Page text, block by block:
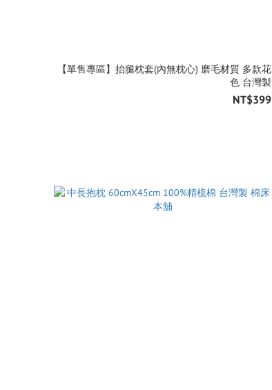
【單售專區】抬腿枕套(內無枕心) 磨毛材質 多款花
色 台灣製
NT$399